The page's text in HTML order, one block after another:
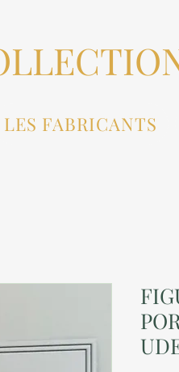
LES FABRICANTS